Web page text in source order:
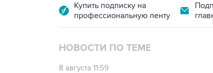
Купить подписку на
профессиональную ленту
НОВОСТИ ПО ТЕМЕ
8 августа 11:59